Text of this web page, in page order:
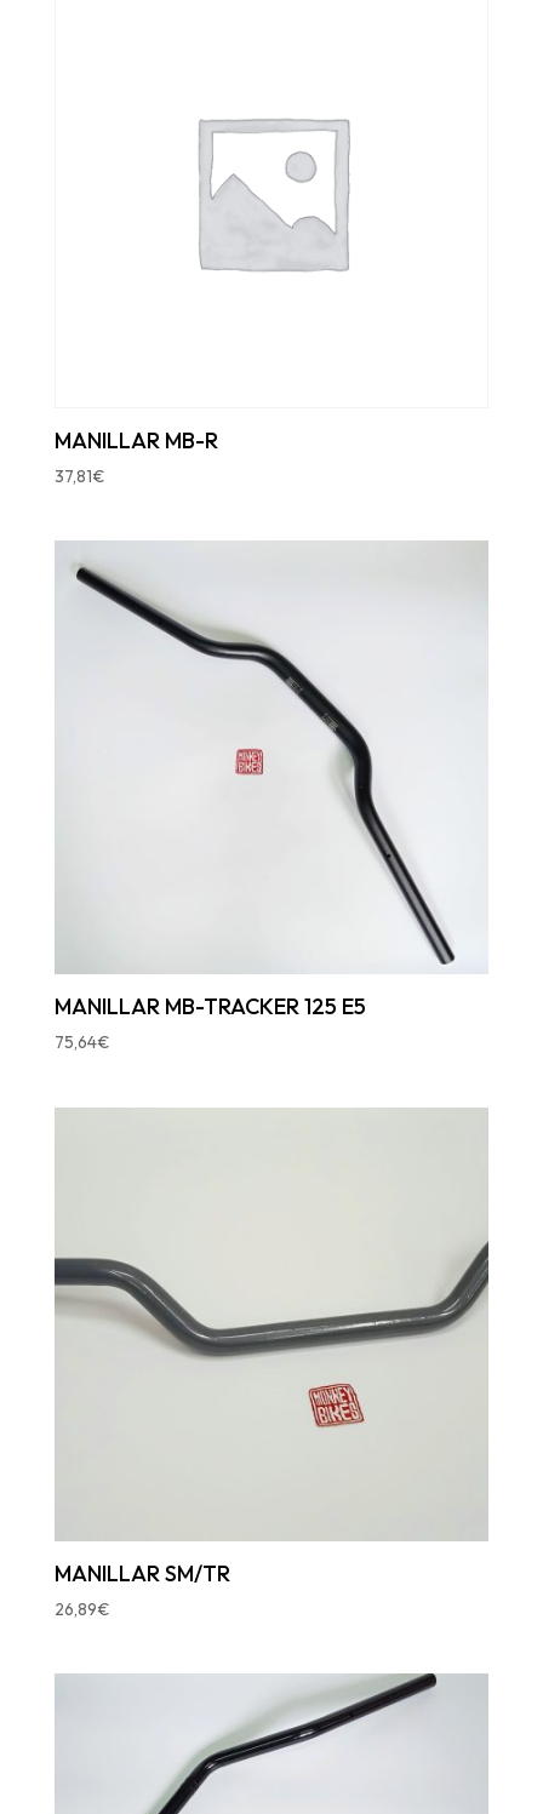
MANILLAR MB-R
37,81€
MANILLAR MB-TRACKER 125 E5
75,64€
MANILLAR SM/TR
26,89€